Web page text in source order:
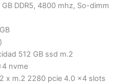
DDR5, 4800 mhz, So-dimm
512 GB ssd m.2
nvme
x m.2 2280 pcie 4.0 x4 slots